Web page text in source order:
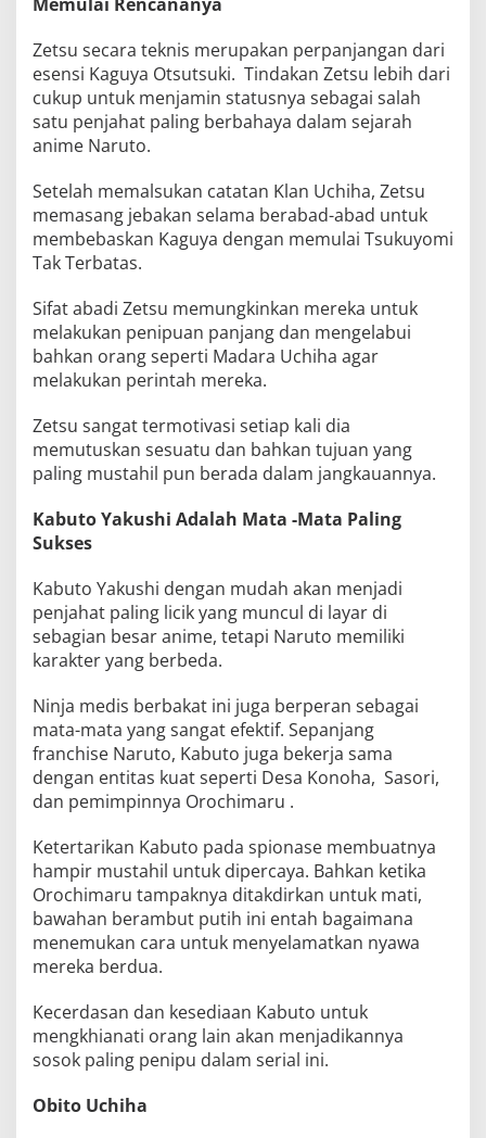
Zetsu secara teknis merupakan perpanjangan dari
esensi Kaguya Otsutsuki. Tindakan Zetsu lebih dari
cukup untuk menjamin statusnya sebagai salah
satu penjahat paling berbahaya dalam sejarah
anime Naruto.
Setelah memalsukan catatan Klan Uchiha, Zetsu
memasang jebakan selama berabad-abad untuk
membebaskan Kaguya dengan memulai Tsukuyomi
Tak Terbatas.
Sifat abadi Zetsu memungkinkan mereka untuk
melakukan penipuan panjang dan mengelabui
bahkan orang seperti Madara Uchiha agar
melakukan perintah mereka.
Zetsu sangat termotivasi setiap kali dia
memutuskan sesuatu dan bahkan tujuan yang
paling mustahil pun berada dalam jangkauannya.
Kabuto Yakushi Adalah Mata -Mata Paling
Sukses
Kabuto Yakushi dengan mudah akan menjadi
penjahat paling licik yang muncul di layar di
sebagian besar anime, tetapi Naruto memiliki
karakter yang berbeda.
Ninja medis berbakat ini juga berperan sebagai
mata-mata yang sangat efektif. Sepanjang
franchise Naruto, Kabuto juga bekerja sama
dengan entitas kuat seperti Desa Konoha, Sasori,
dan pemimpinnya Orochimaru .
Ketertarikan Kabuto pada spionase membuatnya
hampir mustahil untuk dipercaya. Bahkan ketika
Orochimaru tampaknya ditakdirkan untuk mati,
bawahan berambut putih ini entah bagaimana
menemukan cara untuk menyelamatkan nyawa
mereka berdua.
Kecerdasan dan kesediaan Kabuto untuk
mengkhianati orang lain akan menjadikannya
sosok paling penipu dalam serial ini.
Obito Uchiha